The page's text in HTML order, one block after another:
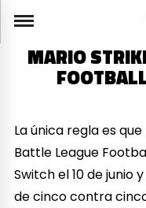
MARIO
La única regla es
Battle League
Switch el 10 de junio
de cinco contra